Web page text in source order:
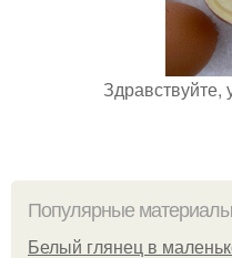
Популярные материалы
Белый глянец в